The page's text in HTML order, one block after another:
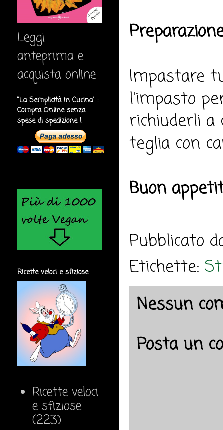
Impastare
l'impasto
richiuderli a
teglia con
Buon
Pubblicato
Etichette:
Nessun
Posta un
Leggi
anteprima e
acquista online
"La Semplicità in Cucina" :
Compra Online senza
spese di spedizione !
Ricette veloci e sfiziose
Ricette veloci
e sfiziose
(223)